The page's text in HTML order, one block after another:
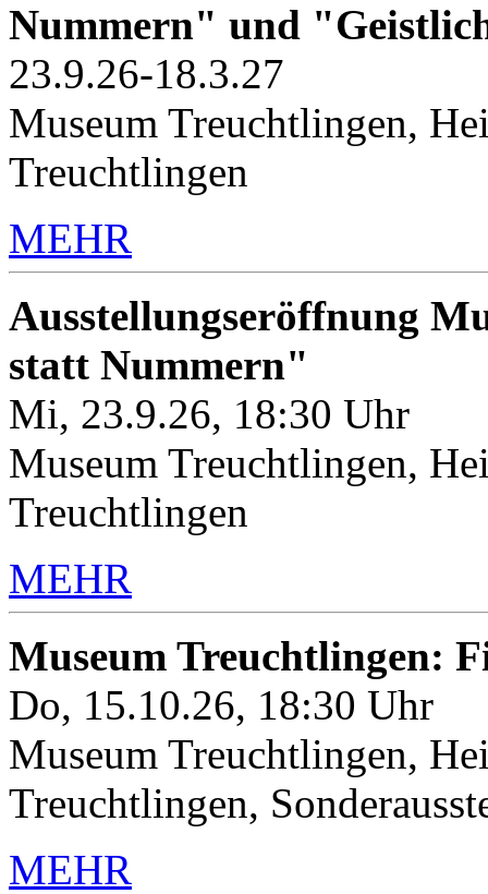
Nummern" und
23.9.26-18.3.27
Museum Treuchtlingen,
Treuchtlingen
MEHR
Ausstellungseröffnung
statt Nummern"
Mi, 23.9.26, 18:30 Uhr
Museum Treuchtlingen,
Treuchtlingen
MEHR
Museum Treuchtlingen:
Do, 15.10.26, 18:30 Uhr
Museum Treuchtlingen,
Treuchtlingen,
MEHR